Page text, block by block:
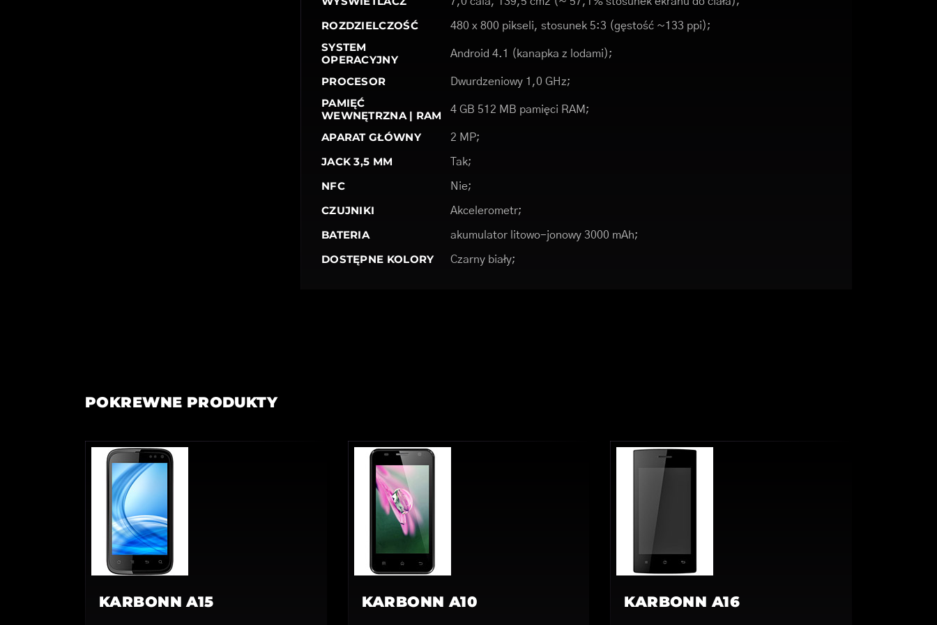
ROZDZIELCZOŚĆ 480 x 800 pikseli, stosunek 5:3 (gęstość ~133 ppi);
SYSTEM
OPERACYJNY
Android 4.1 (kanapka z lodami);
PROCESOR Dwurdzeniowy 1,0 GHz;
PAMIĘĆ
WEWNĘTRZNA | RAM
4 GB 512 MB pamięci RAM;
APARAT GŁÓWNY 2 MP;
JACK 3,5 MM Tak;
NFC Nie;
CZUJNIKI Akcelerometr;
BATERIA akumulator litowo-jonowy 3000 mAh;
DOSTĘPNE KOLORY Czarny biały;
POKREWNE PRODUKTY
KARBONN A15 KARBONN A10 KARBONN A16